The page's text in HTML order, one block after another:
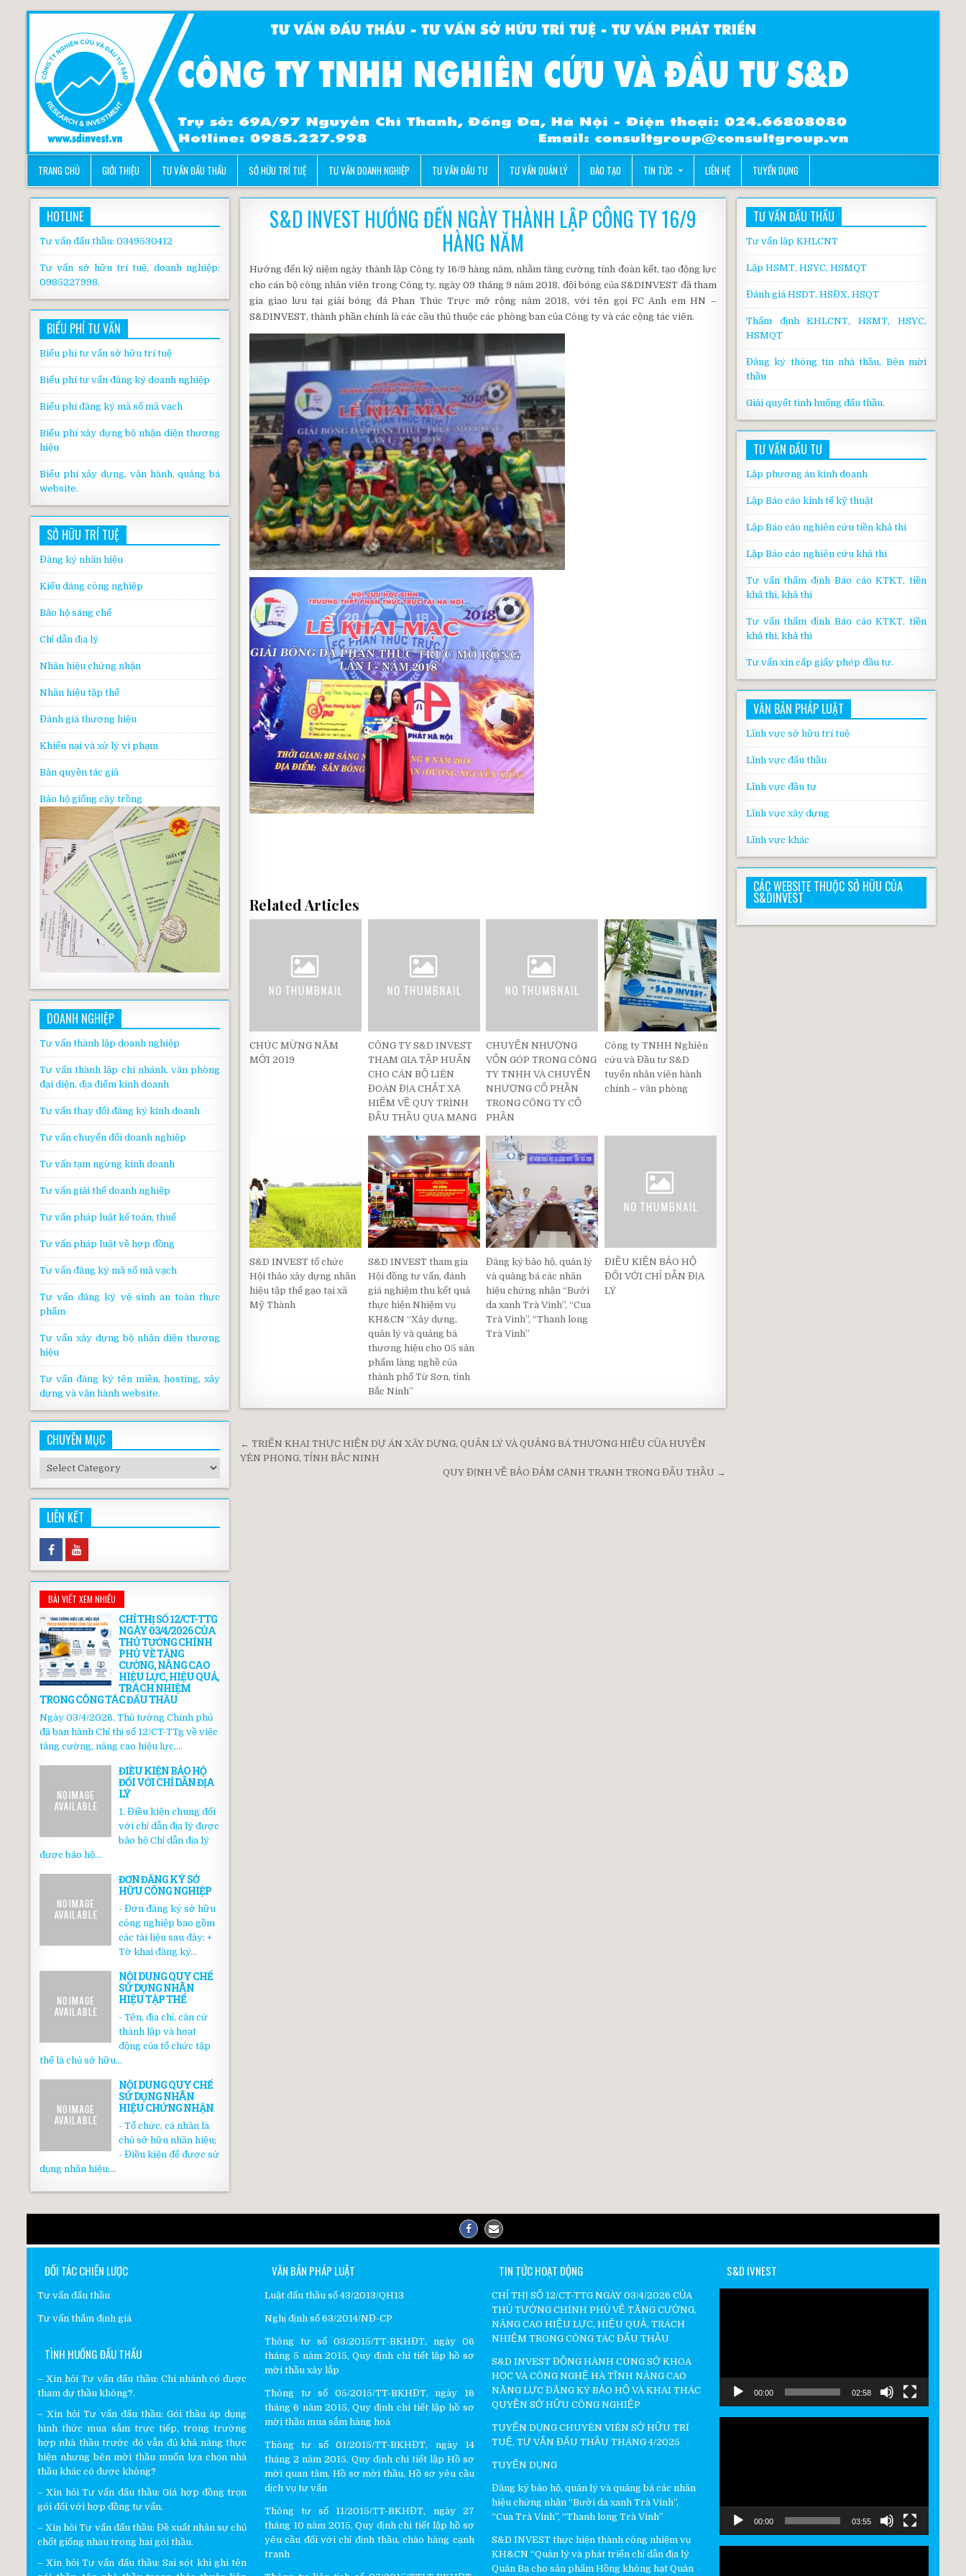
TRANG CHỦ GIỚI THIỆU TƯ VẤN ĐẤU THẦU SỞ HỮU TRÍ TUỆ TƯ VẤN DOANH NGHIỆP TƯ VẤN ĐẦU TƯ TƯ VẤN QUẢN LÝ ĐÀO TẠO TIN TỨC LIÊN HỆ TUYỂN DỤNG
S&D INVEST HƯỚNG ĐẾN NGÀY THÀNH LẬP CÔNG TY 16/9
HÀNG NĂM
Hướng đến kỷ niệm ngày thành lập Công ty 16/9 hàng năm, nhằm tăng cường tính đoàn kết, tạo động lực
cho cán bộ công nhân viên trong Công ty, ngày 09 tháng 9 năm 2018, đội bóng của S&DINVEST đã tham
gia giao lưu tại giải bóng đá Phan Thúc Trực mở rộng năm 2018, với tên gọi FC Anh em HN –
S&DINVEST, thành phần chính là các cầu thủ thuộc các phòng ban của Công ty và các cộng tác viên.
Related Articles
CHÚC MỪNG NĂM
MỚI 2019
CÔNG TY S&D INVEST
THAM GIA TẬP HUẤN
CHO CÁN BỘ LIÊN
ĐOÀN ĐỊA CHẤT XẠ
HIẾM VỀ QUY TRÌNH
ĐẤU THẦU QUA MẠNG
CHUYỂN NHƯỢNG
VỐN GÓP TRONG CÔNG
TY TNHH VÀ CHUYỂN
NHƯỢNG CỔ PHẦN
TRONG CÔNG TY CỔ
PHẦN
Công ty TNHH Nghiên
cứu và Đầu tư S&D
tuyển nhân viên hành
chính – văn phòng
S&D INVEST tổ chức
Hội thảo xây dựng nhãn
hiệu tập thể gạo tại xã
Mỹ Thành
S&D INVEST tham gia
Hội đồng tư vấn, đánh
giá nghiệm thu kết quả
thực hiện Nhiệm vụ
KH&CN “Xây dựng,
quản lý và quảng bá
thương hiệu cho 05 sản
phẩm làng nghề của
thành phố Từ Sơn, tỉnh
Bắc Ninh”
Đăng ký bảo hộ, quản lý
và quảng bá các nhãn
hiệu chứng nhận “Bưởi
da xanh Trà Vinh”, “Cua
Trà Vinh”, “Thanh long
Trà Vinh”
ĐIỀU KIỆN BẢO HỘ
ĐỐI VỚI CHỈ DẪN ĐỊA
LÝ
Post
navigation
← TRIỂN KHAI THỰC HIỆN DỰ ÁN XÂY DỰNG, QUẢN LÝ VÀ QUẢNG BÁ THƯƠNG HIỆU CỦA HUYỆN
YÊN PHONG, TỈNH BẮC NINH
QUY ĐỊNH VỀ BẢO ĐẢM CẠNH TRANH TRONG ĐẤU THẦU →
HOTLINE
Tư vấn đấu thầu: 0349530412
Tư vấn sở hữu trí tuệ, doanh nghiệp:
0985227998.
BIỂU PHÍ TƯ VẤN
Biểu phí tư vấn sở hữu trí tuệ
Biểu phí tư vấn đăng ký doanh nghiệp
Biểu phí đăng ký mã số mã vạch
Biểu phí xây dựng bộ nhận diện thương
hiệu
Biểu phí xây dựng, vận hành, quảng bá
website.
SỞ HỮU TRÍ TUỆ
Đăng ký nhãn hiệu
Kiểu dáng công nghiệp
Bảo hộ sáng chế
Chỉ dẫn địa lý
Nhãn hiệu chứng nhận
Nhãn hiệu tập thể
Đánh giá thương hiệu
Khiếu nại và xử lý vi phạm
Bản quyền tác giả
Bảo hộ giống cây trồng
DOANH NGHIỆP
Tư vấn thành lập doanh nghiệp
Tư vấn thành lập chi nhánh, văn phòng
đại diện, địa điểm kinh doanh
Tư vấn thay đổi đăng ký kinh doanh
Tư vấn chuyển đổi doanh nghiệp
Tư vấn tạm ngừng kinh doanh
Tư vấn giải thể doanh nghiệp
Tư vấn pháp luật kế toán, thuế
Tư vấn pháp luật về hợp đồng
Tư vấn đăng ký mã số mã vạch
Tư vấn đăng ký vệ sinh an toàn thực
phẩm
Tư vấn xây dựng bộ nhận diện thương
hiệu
Tư vấn đăng ký tên miền, hosting, xây
dựng và vận hành website.
CHUYÊN MỤC
Chuyên
mục
LIÊN KẾT
BÀI VIẾT XEM NHIỀU
CHỈ THỊ SỐ 12/CT-TTG
NGÀY 03/4/2026 CỦA
THỦ TƯỚNG CHÍNH
PHỦ VỀ TĂNG
CƯỜNG, NÂNG CAO
HIỆU LỰC, HIỆU QUẢ,
TRÁCH NHIỆM
TRONG CÔNG TÁC ĐẤU THẦU
Ngày 03/4/2026, Thủ tướng Chính phủ
đã ban hành Chỉ thị số 12/CT-TTg về việc
tăng cường, nâng cao hiệu lực,...
ĐIỀU KIỆN BẢO HỘ
ĐỐI VỚI CHỈ DẪN ĐỊA
LÝ
1. Điều kiện chung đối
với chỉ dẫn địa lý được
bảo hộ Chỉ dẫn địa lý
được bảo hộ...
ĐƠN ĐĂNG KÝ SỞ
HỮU CÔNG NGHIỆP
- Đơn đăng ký sở hữu
công nghiệp bao gồm
các tài liệu sau đây: +
Tờ khai đăng ký...
NỘI DUNG QUY CHẾ
SỬ DỤNG NHÃN
HIỆU TẬP THỂ
- Tên, địa chỉ, căn cứ
thành lập và hoạt
động của tổ chức tập
thể là chủ sở hữu...
NỘI DUNG QUY CHẾ
SỬ DỤNG NHÃN
HIỆU CHỨNG NHẬN
- Tổ chức, cá nhân là
chủ sở hữu nhãn hiệu;
- Điều kiện để được sử
dụng nhãn hiệu;...
TƯ VẤN ĐẤU THẦU
Tư vấn lập KHLCNT
Lập HSMT, HSYC, HSMQT
Đánh giá HSDT, HSĐX, HSQT
Thẩm định KHLCNT, HSMT, HSYC,
HSMQT
Đăng ký thông tin nhà thầu, Bên mời
thầu
Giải quyết tình huống đấu thầu.
TƯ VẤN ĐẦU TƯ
Lập phương án kinh doanh
Lập Báo cáo kinh tế kỹ thuật
Lập Báo cáo nghiên cứu tiền khả thi
Lập Báo cáo nghiên cứu khả thi
Tư vấn thẩm định Báo cáo KTKT, tiền
khả thi, khả thi
Tư vấn thẩm định Báo cáo KTKT, tiền
khả thi, khả thi
Tư vấn xin cấp giấy phép đầu tư.
VĂN BẢN PHÁP LUẬT
Lĩnh vực sở hữu trí tuệ
Lĩnh vực đấu thầu
Lĩnh vực đầu tư
Lĩnh vực xây dựng
Lĩnh vực khác
CÁC WEBSITE THUỘC SỞ HỮU CỦA
S&DINVEST
ĐỐI TÁC CHIẾN LƯỢC
Tư vấn đấu thầu
Tư vấn thẩm định giá
TÌNH HUỐNG ĐẤU THẦU
– Xin hỏi Tư vấn đấu thầu: Chi nhánh có được
tham dự thầu không?.
– Xin hỏiTư vấn đấu thầu: Gói thầu áp dụng
hình thức mua sắm trực tiếp, trong trường
hợp nhà thầu trước đó vẫn đủ khả năng thực
hiện nhưng bên mời thầu muốn lựa chọn nhà
thầu khác có được không?
– Xin hỏiTư vấn đấu thầu:Giá hợp đồng trọn
gói đối với hợp đồng tư vấn.
– Xin hỏiTư vấn đấu thầu: Đề xuất nhân sự chủ
chốt giống nhau trong hai gói thầu.
– Xin hỏi Tư vấn đấu thầu:Sai sót khi ghi tên
VĂN BẢN PHÁP LUẬT
Luật đấu thầu số 43/2013/QH13
Nghị định số 63/2014/NĐ-CP
Thông tư số 03/2015/TT-BKHĐT, ngày 06
tháng 5 năm 2015, Quy định chi tiết lập hồ sơ
mời thầu xây lắp
Thông tư số 05/2015/TT-BKHĐT, ngày 16
tháng 6 năm 2015, Quy định chi tiết lập hồ sơ
mời thầu mua sắm hàng hoá
Thông tư số 01/2015/TT-BKHĐT, ngày 14
tháng 2 năm 2015, Quy định chi tiết lập Hồ sơ
mời quan tâm, Hồ sơ mời thầu, Hồ sơ yêu cầu
dịch vụ tư vấn
Thông tư số 11/2015/TT-BKHĐT, ngày 27
tháng 10 năm 2015, Quy định chi tiết lập hồ sơ
yêu cầu đối với chỉ định thầu, chào hàng cạnh
tranh
TIN TỨC HOẠT ĐỘNG
CHỈ THỊ SỐ 12/CT-TTG NGÀY 03/4/2026 CỦA
THỦ TƯỚNG CHÍNH PHỦ VỀ TĂNG CƯỜNG,
NÂNG CAO HIỆU LỰC, HIỆU QUẢ, TRÁCH
NHIỆM TRONG CÔNG TÁC ĐẤU THẦU
S&D INVEST ĐỒNG HÀNH CÙNG SỞ KHOA
HỌC VÀ CÔNG NGHỆ HÀ TĨNH NÂNG CAO
NĂNG LỰC ĐĂNG KÝ BẢO HỘ VÀ KHAI THÁC
QUYỀN SỞ HỮU CÔNG NGHIỆP
TUYỂN DỤNG CHUYÊN VIÊN SỞ HỮU TRÍ
TUỆ, TƯ VẤN ĐẤU THẦU THÁNG 4/2025
TUYỂN DỤNG
Đăng ký bảo hộ, quản lý và quảng bá các nhãn
hiệu chứng nhận “Bưởi da xanh Trà Vinh”,
“Cua Trà Vinh”, “Thanh long Trà Vinh”
S&D INVEST thực hiện thành công nhiệm vụ
KH&CN “Quản lý và phát triển chỉ dẫn địa lý
Quản Bạ cho sản phẩm Hồng không hạt Quản
S&D IVNEST
00:00 02:58
00:00 03:55